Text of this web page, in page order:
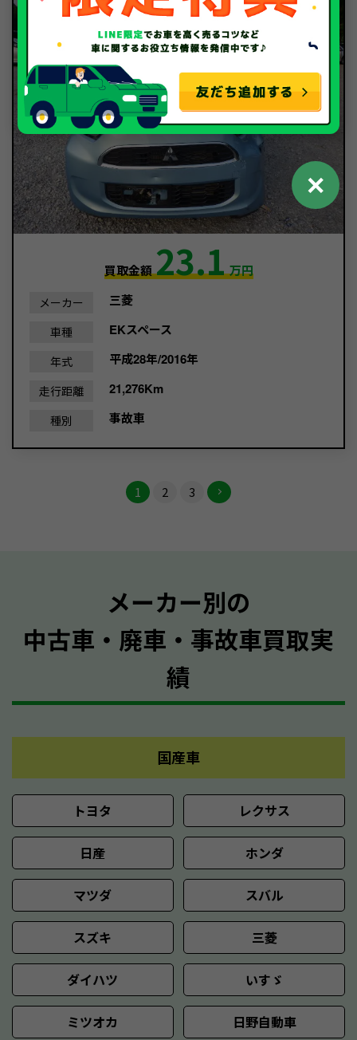
買取金額23.1万円
メーカー 三菱
車種 EKスペース
年式 平成28年/2016年
走行距離 21,276Km
種別 事故車
1 2 3
メーカー別の
中古車・廃車・事故車買取実
績
国産車
トヨタ レクサス
日産 ホンダ
マツダ スバル
スズキ 三菱
ダイハツ いすゞ
ミツオカ 日野自動車
✕